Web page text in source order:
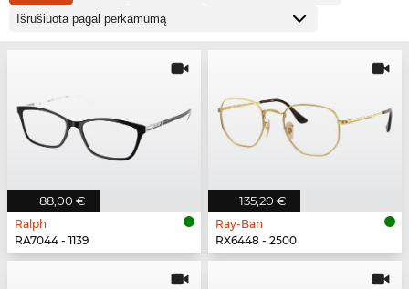
88,00 €
Ralph
RA7044 - 1139
135,20 €
Ray-Ban
RX6448 - 2500